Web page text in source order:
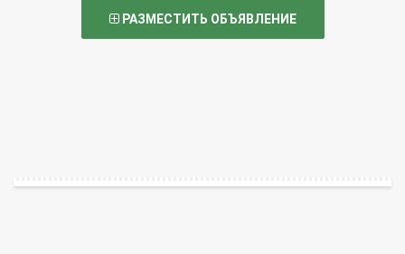
РАЗМЕСТИТЬ ОБЪЯВЛЕНИЕ